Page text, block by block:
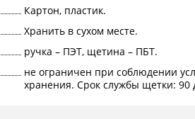
Картон, пластик.
Хранить в сухом месте.
ручка – ПЭТ, щетина – ПБТ.
не ограничен при соблюдении
хранения. Срок службы щетки: 90